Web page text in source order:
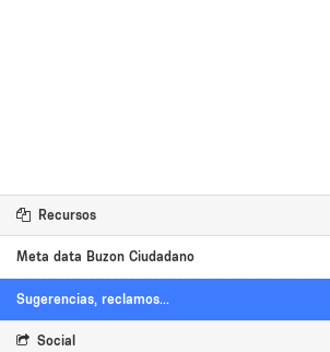
Recursos
Meta data Buzon Ciudadano
Sugerencias, reclamos...
Social